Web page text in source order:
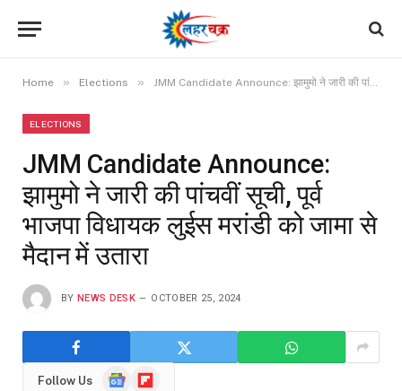
Home » Elections » JMM Candidate Announce: झामुमो ने जारी की पांचवीं सूची, पूर्व भाजपा विधायक लुईस मरांडी को जामा से मैदान में उतारा
ELECTIONS
JMM Candidate Announce:
झामुमो ने जारी की पांचवीं सूची, पूर्व
भाजपा विधायक लुईस मरांडी को जामा से
मैदान में उतारा
BY NEWS DESK OCTOBER 25, 2024
Follow Us
GoogleFlipboard